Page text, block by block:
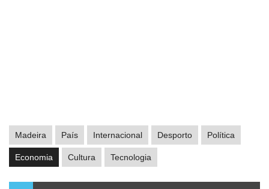
Madeira País Internacional Desporto Política
Economia Cultura Tecnologia